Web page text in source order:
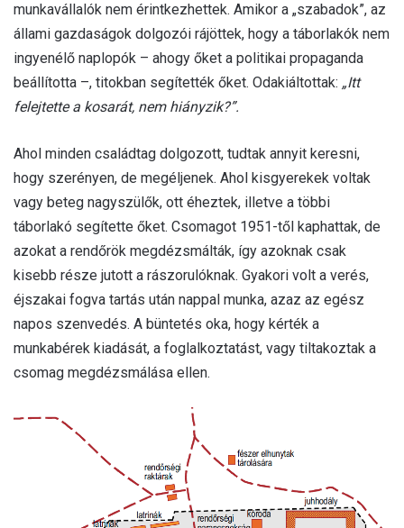
munkavállalók nem érintkezhettek. Amikor a „szabadok”, az
állami gazdaságok dolgozói rájöttek, hogy a táborlakók nem
ingyenélő naplopók – ahogy őket a politikai propaganda
beállította –, titokban segítették őket. Odakiáltottak: „Itt
felejtette a kosarát, nem hiányzik?”.
Ahol minden családtag dolgozott, tudtak annyit keresni,
hogy szerényen, de megéljenek. Ahol kisgyerekek voltak
vagy beteg nagyszülők, ott éheztek, illetve a többi
táborlakó segítette őket. Csomagot 1951-től kaphattak, de
azokat a rendőrök megdézsmálták, így azoknak csak
kisebb része jutott a rászorulóknak. Gyakori volt a verés,
éjszakai fogva tartás után nappal munka, azaz az egész
napos szenvedés. A büntetés oka, hogy kérték a
munkabérek kiadását, a foglalkoztatást, vagy tiltakoztak a
csomag megdézsmálása ellen.